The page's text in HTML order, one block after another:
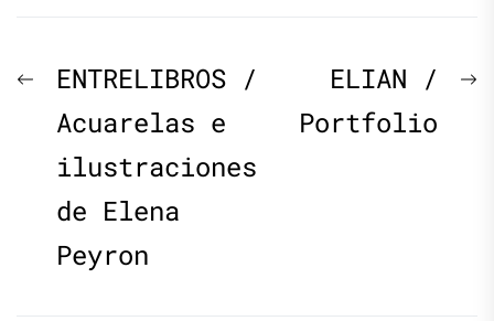
Navegación
de
entradas
Previous
post:
ENTRELIBROS /
Acuarelas e
ilustraciones
de Elena
Peyron
ELIAN /
Portfolio